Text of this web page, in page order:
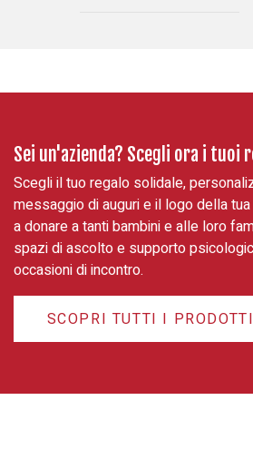
Sei un'azienda? Scegli ora i tuoi
Scegli il tuo regalo solidale,
messaggio di auguri e il logo della
a donare a tanti bambini e alle loro
spazi di ascolto e supporto
occasioni di incontro.
SCOPRI TUTTI I